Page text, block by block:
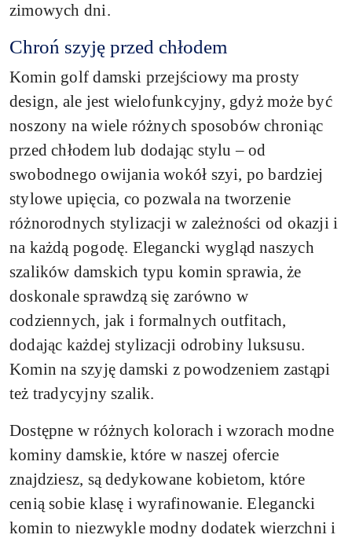
zimowych dni.
Chroń szyję przed chłodem
Komin golf damski przejściowy ma prosty
design, ale jest wielofunkcyjny, gdyż może być
noszony na wiele różnych sposobów chroniąc
przed chłodem lub dodając stylu – od
swobodnego owijania wokół szyi, po bardziej
stylowe upięcia, co pozwala na tworzenie
różnorodnych stylizacji w zależności od okazji i
na każdą pogodę. Elegancki wygląd naszych
szalików damskich typu komin sprawia, że
doskonale sprawdzą się zarówno w
codziennych, jak i formalnych outfitach,
dodając każdej stylizacji odrobiny luksusu.
Komin na szyję damski z powodzeniem zastąpi
też tradycyjny szalik.
Dostępne w różnych kolorach i wzorach modne
kominy damskie, które w naszej ofercie
znajdziesz, są dedykowane kobietom, które
cenią sobie klasę i wyrafinowanie. Elegancki
komin to niezwykle modny dodatek wierzchni i